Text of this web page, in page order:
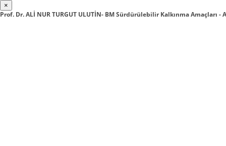
×
Prof. Dr. ALİ NUR TURGUT ULUTİN- BM Sürdürülebilir Kalkınma Amaçları -